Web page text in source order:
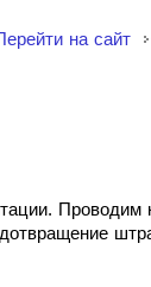
на сайт
Проводим